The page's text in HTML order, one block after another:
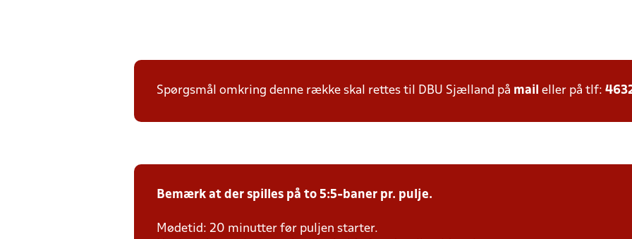
Spørgsmål omkring denne række skal rettes til DBU Sjælland på mail eller på tlf:
Bemærk at der spilles på to 5:5-baner pr. pulje.
Mødetid: 20 minutter før puljen starter.